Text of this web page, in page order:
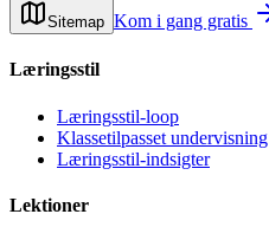
Sitemap Kom i gang gratis
Læringsstil
Læringsstil-loop
Klassetilpasset undervisning
Læringsstil-indsigter
Lektioner